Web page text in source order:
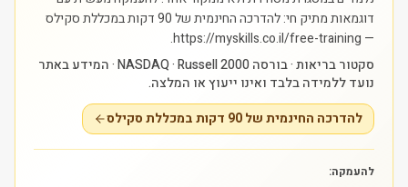
דוגמאות מתיק חי: להדרכה החינמית של 90 דקות במכללת סקילס
— https://myskills.co.il/free-training.
סקטור בריאות · בורסה NASDAQ · Russell 2000 · המידע באתר
נועד ללמידה בלבד ואינו ייעוץ או המלצה.
להדרכה החינמית של 90 דקות במכללת סקילס
להעמקה: